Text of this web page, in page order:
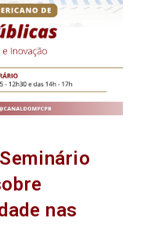
nas